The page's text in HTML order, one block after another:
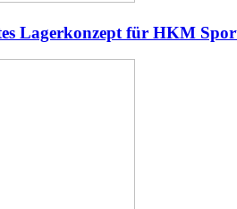
Lagerkonzept für HKM